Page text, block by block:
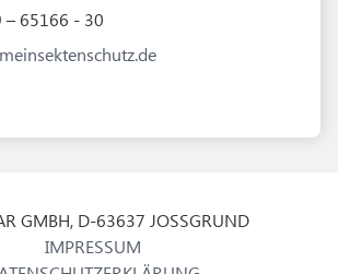
– 65166 - 30
GMBH, D-63637 JOSSGRUND
IMPRESSUM